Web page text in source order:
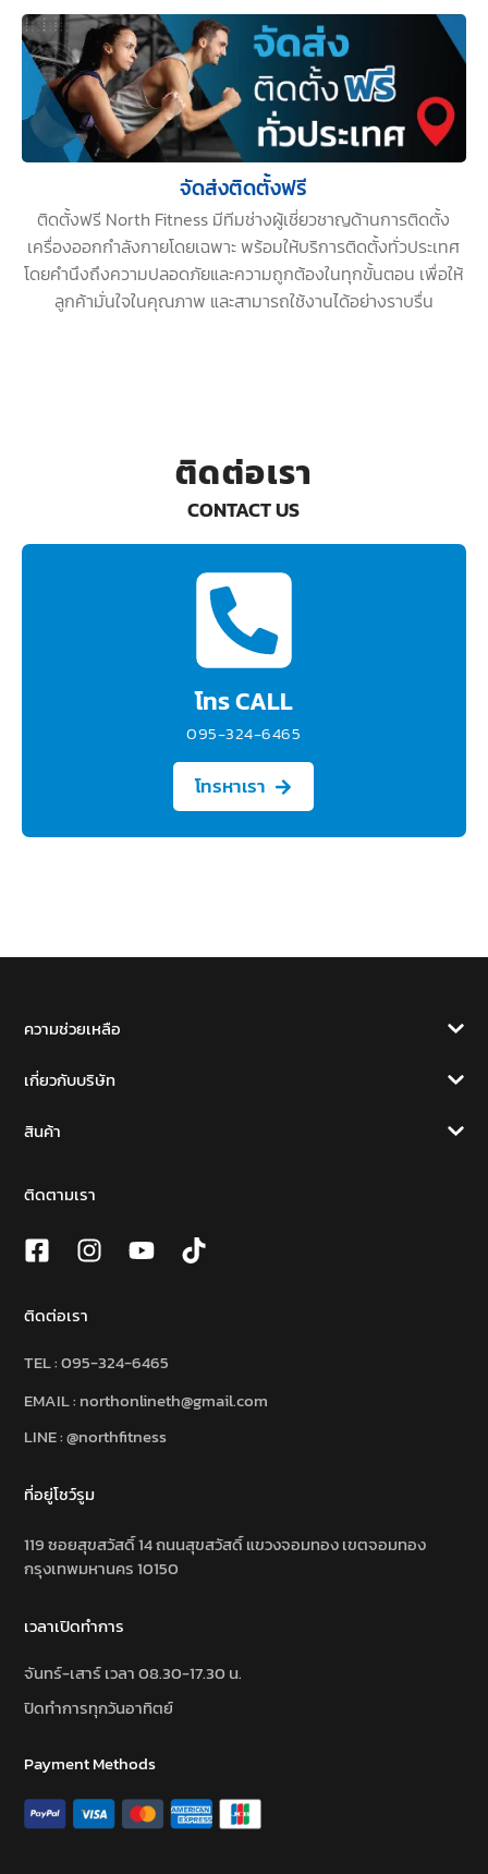
ติดตั้งฟรี North Fitness มีทีมช่างผู้เชี่ยวชาญด้านการติดตั้ง
เครื่องออกกำลังกายโดยเฉพาะ พร้อมให้บริการติดตั้งทั่วประเทศ
โดยคำนึงถึงความปลอดภัยและความถูกต้องในทุกขั้นตอน เพื่อให้
ลูกค้ามั่นใจในคุณภาพ และสามารถใช้งานได้อย่างราบรื่น
จัดส่งติดตั้งฟรี
CONTACT US
ติดต่อเรา
095-324-6465
โทร CALL
โทรหาเรา
ความช่วยเหลือ
เกี่ยวกับบริษัท
สินค้า
ติดตามเรา
ติดต่อเรา
TEL :095-324-6465
EMAIL : northonlineth@gmail.com
LINE : @northfitness
ที่อยู่โชว์รูม
119 ซอยสุขสวัสดิ์ 14 ถนนสุขสวัสดิ์ แขวงจอมทอง เขตจอมทอง
กรุงเทพมหานคร 10150
เวลาเปิดทำการ
จันทร์-เสาร์ เวลา 08.30-17.30 น.
ปิดทำการทุกวันอาทิตย์
Payment Methods